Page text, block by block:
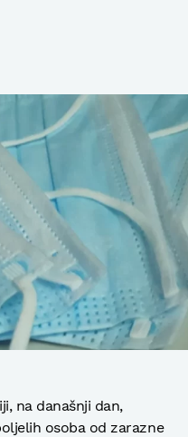
na današnji dan,
osoba od zarazne